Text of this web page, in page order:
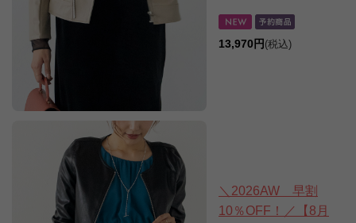
13,970円 (税込)
＼2026AW 早割
10％OFF！／【8月